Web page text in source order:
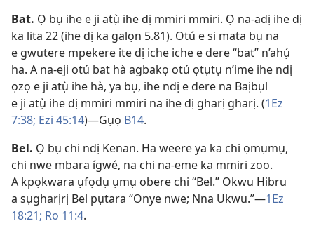
Bat. Ọ bụ ihe e ji atụ̀ ihe dị mmiri mmiri. Ọ na-adị ihe dị
ka lita 22 (ihe dị ka galọn 5.81). Otú e si mata bụ na
e gwutere mpekere ite dị iche iche e dere “bat” n’ahụ́
ha. A na-eji otú bat hà agbakọ otú ọtụtụ n’ime ihe ndị
ọzọ e ji atụ̀ ihe hà, ya bụ, ihe ndị e dere na Baịbụl
e ji atụ̀ ihe dị mmiri mmiri na ihe dị gharị gharị. (1Ez
7:38; Ezi 45:14)​—Gụọ B14.
Bel. Ọ bụ chi ndị Kenan. Ha weere ya ka chi ọmụmụ,
chi nwe mbara ígwé, na chi na-eme ka mmiri zoo.
A kpọkwara ụfọdụ ụmụ obere chi “Bel.” Okwu Hibru
a sụgharịrị Bel pụtara “Onye nwe; Nna Ukwu.”​—1Ez
18:21; Ro 11:4.